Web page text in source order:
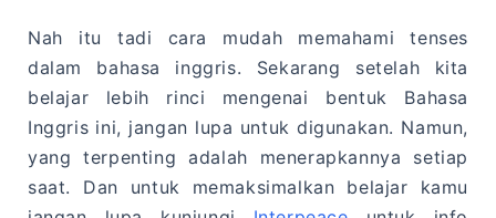
Nah itu tadi cara mudah memahami tenses
dalam bahasa inggris. Sekarang setelah kita
belajar lebih rinci mengenai bentuk Bahasa
Inggris ini, jangan lupa untuk digunakan. Namun,
yang terpenting adalah menerapkannya setiap
saat. Dan untuk memaksimalkan belajar kamu